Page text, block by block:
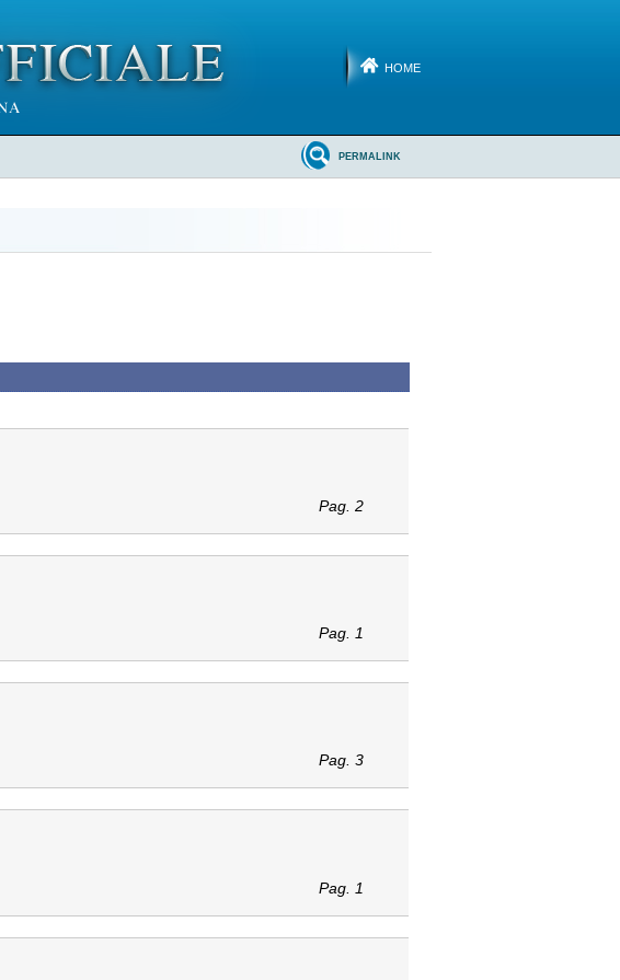
HOME
PERMALINK
Pag. 2
Pag. 1
Pag. 3
Pag. 1